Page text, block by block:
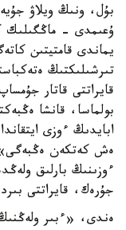
بۇل، ونىڭ ويلاۋ
ۇعىمدى - ماڭگىلىك
يماندى قامتيتىن
تىرشىلىكتىڭ
قايراتتى قاتار
بولماسا، قانشا
ابايدىڭ ءوزى
ەش كەتكەن ەڭبەگى»
ءوزىنىڭ بارلىق
جۇرەك، قايراتتى
ەندى، «ءبىر